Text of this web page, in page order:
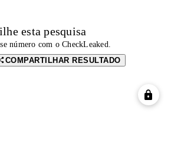
esta pesquisa
número com o CheckLeaked.
COMPARTILHAR RESULTADO